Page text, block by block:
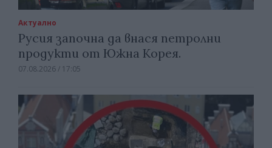
Актуално
Русия започна да внася петролни
продукти от Южна Корея.
07.08.2026 / 17:05